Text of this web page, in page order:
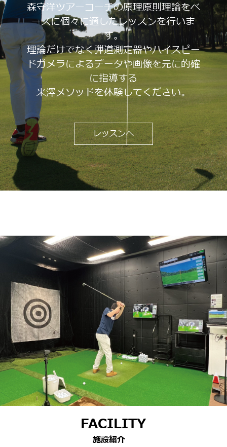
森守洋ツアーコーチの原理原則理論をベ
ースに個々に適したレッスンを行いま
す。
理論だけでなく弾道測定器やハイスピー
ドガメラによるデータや画像を元に的確
に指導する
米澤メソッドを体験してください。
レッスンへ
FACILITY
施設紹介